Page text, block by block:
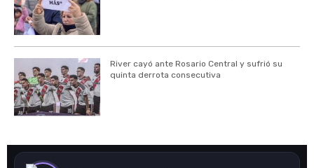
River cayó ante Rosario Central y sufrió su
quinta derrota consecutiva